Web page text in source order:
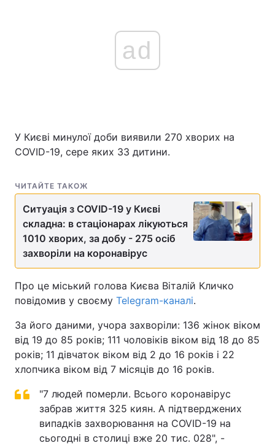
ad
У Києві минулої доби виявили 270 хворих на
COVID-19, сере яких 33 дитини.
ЧИТАЙТЕ ТАКОЖ
Ситуація з COVID-19 у Києві
складна: в стаціонарах лікуються
1010 хворих, за добу - 275 осіб
захворіли на коронавірус
Про це міський голова Києва Віталій Кличко
повідомив у своєму Telegram-каналі.
За його даними, учора захворіли: 136 жінок віком
від 19 до 85 років; 111 чоловіків віком від 18 до 85
рокiв; 11 дівчаток віком від 2 до 16 років і 22
хлопчика віком від 7 місяців до 16 років.
"7 людей померли. Всього коронавірус
забрав життя 325 киян. А підтверджених
випадків захворювання на COVID-19 на
сьогодні в столиці вже 20 тис. 028", -